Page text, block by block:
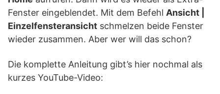
Fenster eingeblendet. Mit dem Befehl Ansicht |
Einzelfensteransicht schmelzen beide Fenster
wieder zusammen. Aber wer will das schon?
Die komplette Anleitung gibt’s hier nochmal als
kurzes YouTube-Video: